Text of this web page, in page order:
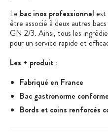
Le bac inox professionnel est
être associé à deux autres
GN 2/3. Ainsi, tous les
pour un service rapide et
Les + produit :
Fabriqué en France
Bac gastronorme
Bords et coins renforcés